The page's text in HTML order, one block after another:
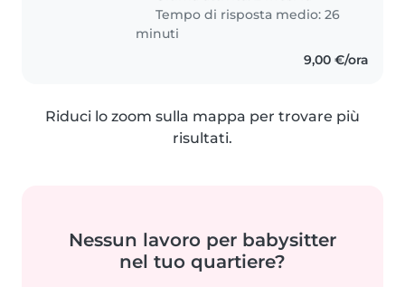
Tempo di risposta medio: 26
minuti
9,00 €/ora
Riduci lo zoom sulla mappa per trovare più
risultati.
Nessun lavoro per babysitter
nel tuo quartiere?